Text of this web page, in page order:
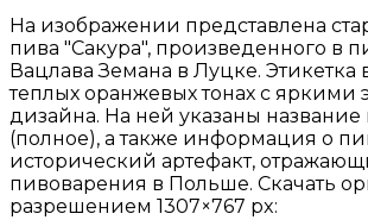
На изображении представлена
пива "Сакура", произведенного в
Вацлава Земана в Луцке. Этикетка
теплых оранжевых тонах с яркими
дизайна. На ней указаны название
(полное), а также информация о
исторический артефакт,
пивоварения в Польше. Скачать
разрешением 1307×767 px: